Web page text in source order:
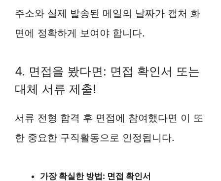
주소와 실제 발송된 메일의 날짜가 캡처 화
면에 정확하게 보여야 합니다.
4. 면접을 봤다면: 면접 확인서 또는
대체 서류 제출!
서류 전형 합격 후 면접에 참여했다면 이 또
한 중요한 구직활동으로 인정됩니다.
가장 확실한 방법: 면접 확인서